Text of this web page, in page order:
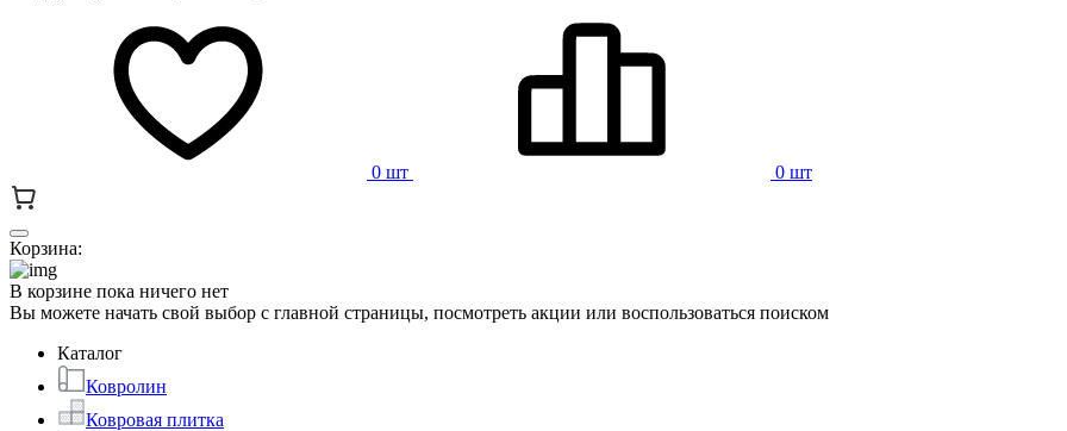
0 шт 0 шт
Корзина:
В корзине пока ничего нет
Вы можете начать свой выбор с главной страницы, посмотреть акции или воспользоваться поиском
Каталог
Ковролин
Ковровая плитка